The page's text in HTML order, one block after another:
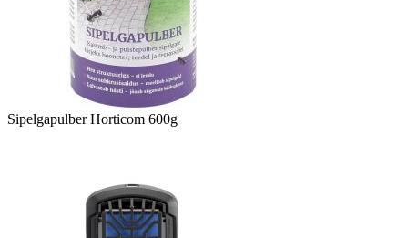
Sipelgapulber Horticom 600g